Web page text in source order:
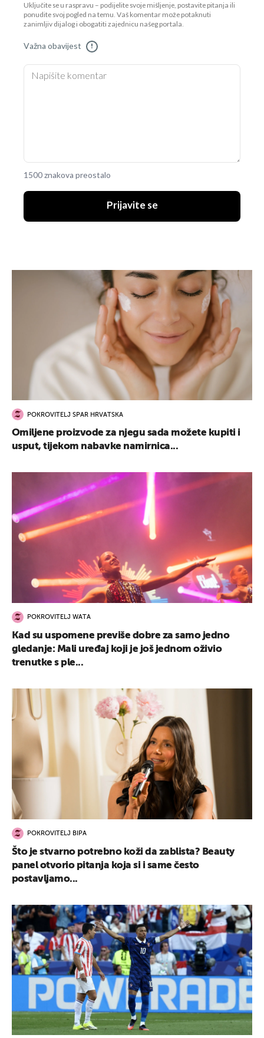
Uključite se u raspravu – podijelite svoje mišljenje, postavite pitanja ili
ponudite svoj pogled na temu. Vaš komentar može potaknuti
zanimljiv dijalog i obogatiti zajednicu našeg portala.
Važna obavijest !
1500 znakova preostalo
Prijavite se
POKROVITELJ SPAR HRVATSKA
Omiljene proizvode za njegu sada možete kupiti i
usput, tijekom nabavke namirnica...
POKROVITELJ WATA
Kad su uspomene previše dobre za samo jedno
gledanje: Mali uređaj koji je još jednom oživio
trenutke s ple...
POKROVITELJ BIPA
Što je stvarno potrebno koži da zablista? Beauty
panel otvorio pitanja koja si i same često
postavljamo...